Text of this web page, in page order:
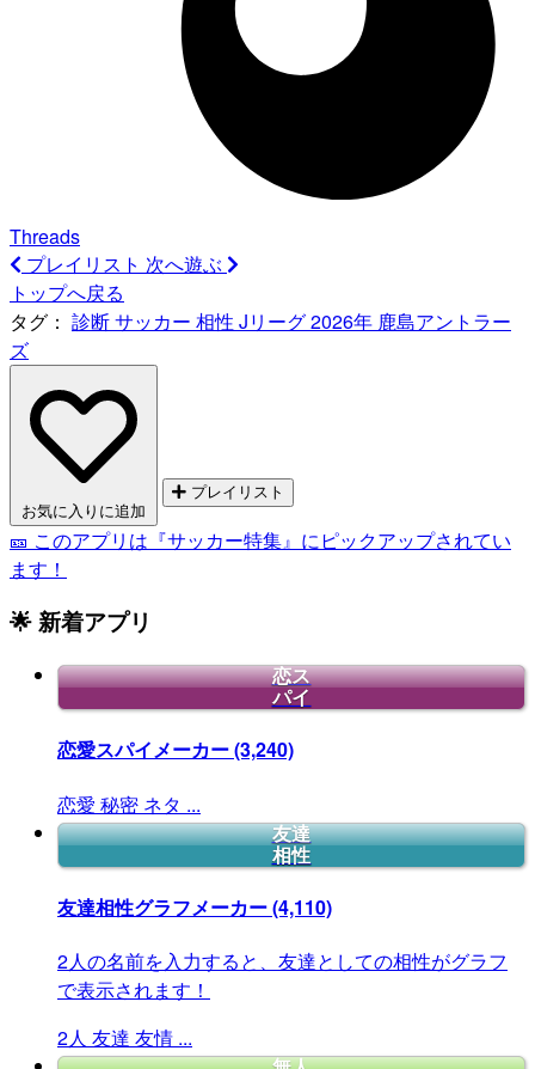
Threads
プレイリスト 次へ遊ぶ
トップへ戻る
タグ： 診断サッカー 相性 Jリーグ2026年 鹿島アントラー
ズ
お気に入りに追加
プレイリスト
🎫 このアプリは『サッカー特集』にピックアップされてい
ます！
🌟 新着アプリ
恋ス
パイ
恋愛スパイメーカー(3,240)
恋愛 秘密 ネタ ...
友達
相性
友達相性グラフメーカー(4,110)
2人の名前を入力すると、友達としての相性がグラフ
で表示されます！
2人 友達 友情 ...